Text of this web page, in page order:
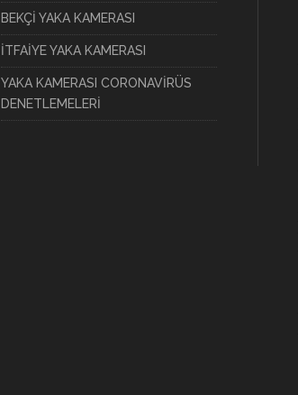
BEKÇİ YAKA KAMERASI
İTFAİYE YAKA KAMERASI
YAKA KAMERASI CORONAVİRÜS
DENETLEMELERİ